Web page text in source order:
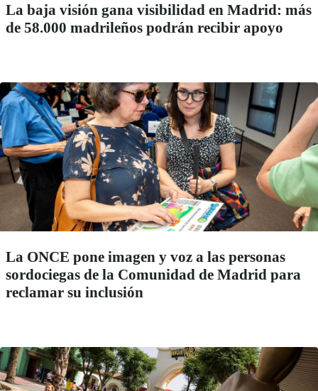
La baja visión gana visibilidad en Madrid: más
de 58.000 madrileños podrán recibir apoyo
La ONCE pone imagen y voz a las personas
sordociegas de la Comunidad de Madrid para
reclamar su inclusión